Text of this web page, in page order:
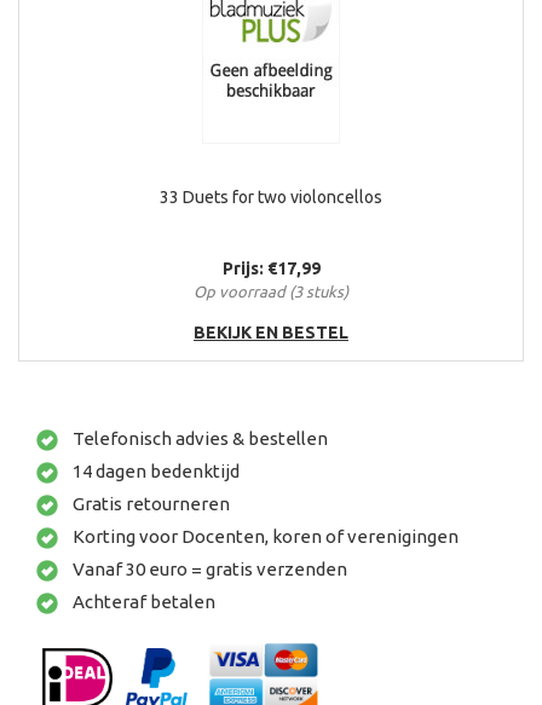
33 Duets for two violoncellos
Prijs: €17,99
Op voorraad (3 stuks)
BEKIJK EN BESTEL
Telefonisch advies & bestellen
14 dagen bedenktijd
Gratis retourneren
Korting voor Docenten, koren of verenigingen
Vanaf 30 euro = gratis verzenden
Achteraf betalen